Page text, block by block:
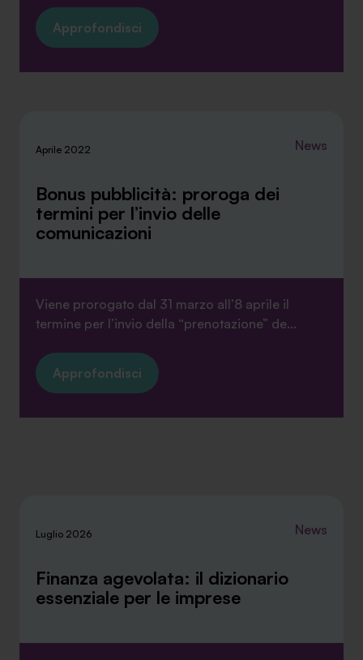
Approfondisci
Aprile 2022 News
Bonus pubblicità: proroga dei
termini per l’invio delle
comunicazioni
Viene prorogato dal 31 marzo all’8 aprile il
termine per l’invio della “prenotazione” de...
Approfondisci
Luglio 2026 News
Finanza agevolata: il dizionario
essenziale per le imprese